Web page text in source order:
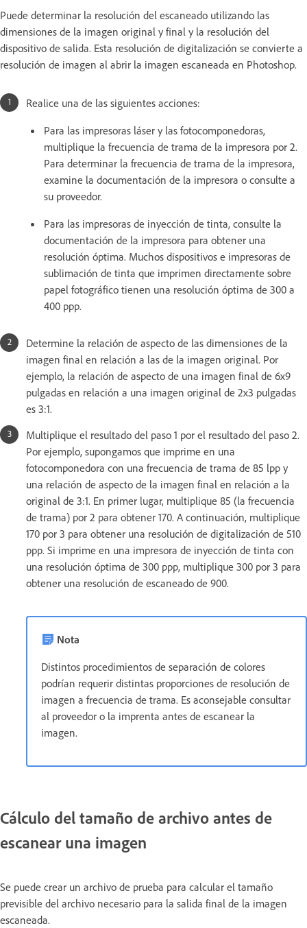
Puede determinar la resolución del escaneado utilizando las
dimensiones de la imagen original y final y la resolución del
dispositivo de salida. Esta resolución de digitalización se convierte a
resolución de imagen al abrir la imagen escaneada en Photoshop.
Realice una de las siguientes acciones:
Para las impresoras láser y las fotocomponedoras,
multiplique la frecuencia de trama de la impresora por 2.
Para determinar la frecuencia de trama de la impresora,
examine la documentación de la impresora o consulte a
su proveedor.
Para las impresoras de inyección de tinta, consulte la
documentación de la impresora para obtener una
resolución óptima. Muchos dispositivos e impresoras de
sublimación de tinta que imprimen directamente sobre
papel fotográfico tienen una resolución óptima de 300 a
400 ppp.
Determine la relación de aspecto de las dimensiones de la
imagen final en relación a las de la imagen original. Por
ejemplo, la relación de aspecto de una imagen final de 6x9
pulgadas en relación a una imagen original de 2x3 pulgadas
es 3:1.
Multiplique el resultado del paso 1 por el resultado del paso 2.
Por ejemplo, supongamos que imprime en una
fotocomponedora con una frecuencia de trama de 85 lpp y
una relación de aspecto de la imagen final en relación a la
original de 3:1. En primer lugar, multiplique 85 (la frecuencia
de trama) por 2 para obtener 170. A continuación, multiplique
170 por 3 para obtener una resolución de digitalización de 510
ppp. Si imprime en una impresora de inyección de tinta con
una resolución óptima de 300 ppp, multiplique 300 por 3 para
obtener una resolución de escaneado de 900.
Nota
Distintos procedimientos de separación de colores
podrían requerir distintas proporciones de resolución de
imagen a frecuencia de trama. Es aconsejable consultar
al proveedor o la imprenta antes de escanear la
imagen.
Cálculo del tamaño de archivo antes de
escanear una imagen
Se puede crear un archivo de prueba para calcular el tamaño
previsible del archivo necesario para la salida final de la imagen
escaneada.